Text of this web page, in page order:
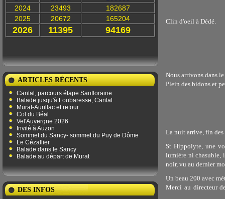
2024
23493
182687
2025
20672 165204
2026 11395 94169
ARTICLES RÉCENTS
Cantal, parcours étape Sanfloraine
Balade jusqu'à Loubaresse, Cantal
Murat-Aurillac et retour
Col du Béal
Vel'Auvergne 2026
Invité à Auzon
Sommet du Sancy- sommet du Puy de Dôme
Le Cézallier
Balade dans le Sancy
Balade au départ de Murat
DES INFOS
Clin d'oeil à Dédé.
Nous arrivons dans
Plein des bidons et
La nuit arrive, fin
St Hippolyte, une
lumière ni chasuble,
noir, vu au dernier
Un beau 200 avec
Merci au directeur